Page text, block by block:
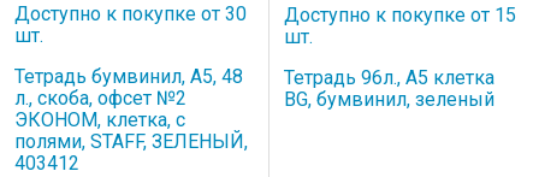
Доступно к покупке от 30
шт.
Тетрадь бумвинил, А5, 48
л., скоба, офсет №2
ЭКОНОМ, клетка, с
полями, STAFF, ЗЕЛЕНЫЙ,
403412
Доступно к покупке от 15
шт.
Тетрадь 96л., А5 клетка
BG, бумвинил, зеленый